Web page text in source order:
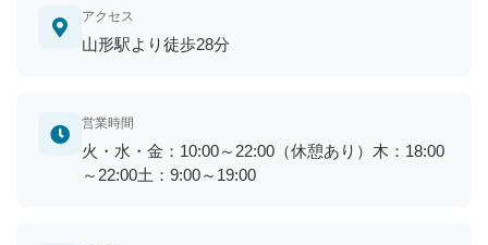
アクセス
山形駅より徒歩28分
営業時間
火・水・金：10:00～22:00（休憩あり）木：18:00
～22:00土：9:00～19:00